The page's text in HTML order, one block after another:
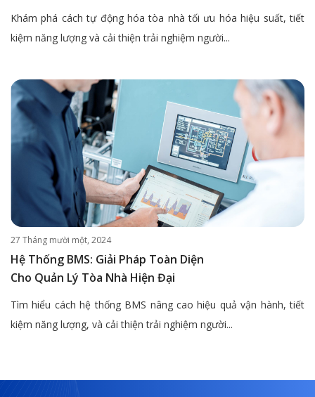
Khám phá cách tự động hóa tòa nhà tối ưu hóa hiệu suất, tiết
kiệm năng lượng và cải thiện trải nghiệm người...
27 Tháng mười một, 2024
Hệ Thống BMS: Giải Pháp Toàn Diện
Cho Quản Lý Tòa Nhà Hiện Đại
Tìm hiểu cách hệ thống BMS nâng cao hiệu quả vận hành, tiết
kiệm năng lượng, và cải thiện trải nghiệm người...